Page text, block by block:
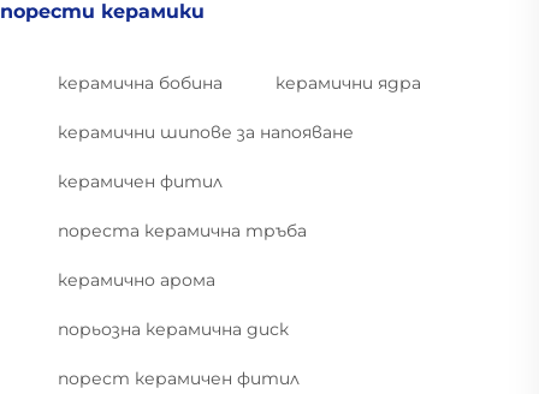
порести керамики
керамична бобина керамични ядра
керамични шипове за напояване
керамичен фитил
пореста керамична тръба
керамично арома
порьозна керамична диск
порест керамичен фитил